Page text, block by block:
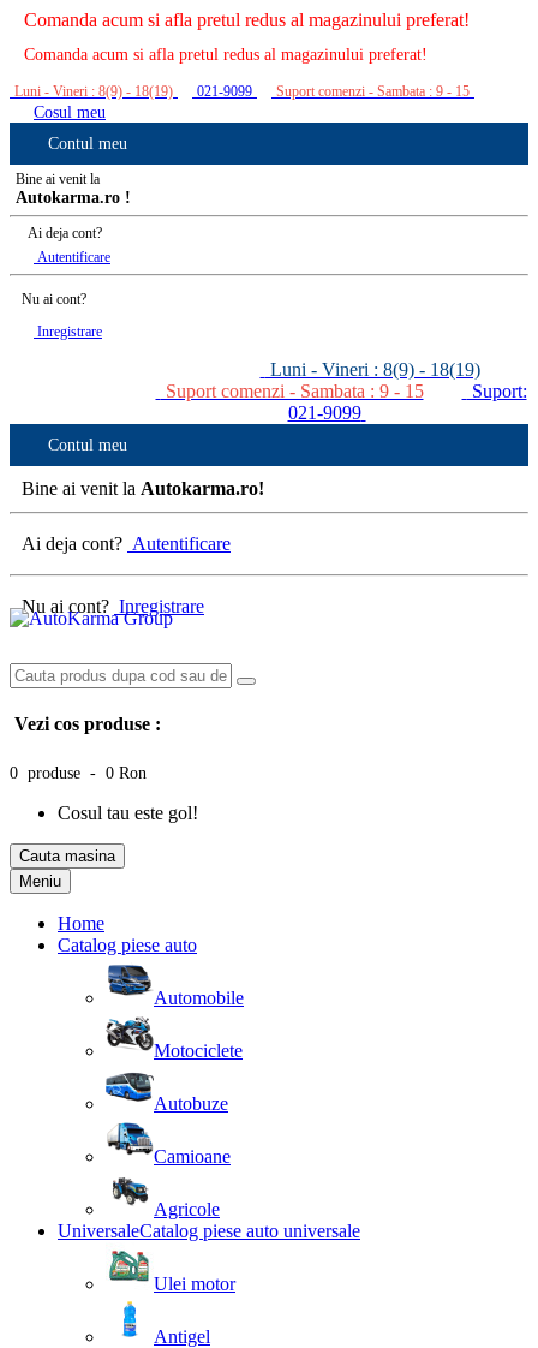
Comanda acum si afla pretul redus al magazinului preferat!
Comanda acum si afla pretul redus al magazinului preferat!
Luni - Vineri : 8(9) - 18(19) 021-9099 Suport comenzi - Sambata : 9 - 15
Cosul meu
Contul meu
Bine ai venit la
Autokarma.ro !
Ai deja cont?
Autentificare
Nu ai cont?
Inregistrare
Luni - Vineri : 8(9) - 18(19)
Suport comenzi - Sambata : 9 - 15
Suport:
021-9099
Contul meu
Bine ai venit la Autokarma.ro!
Ai deja cont? Autentificare
Nu ai cont? Inregistrare
Vezi cos produse :
0 produse - 0 Ron
Cosul tau este gol!
Cauta masina
Meniu
Home
Catalog piese auto
Automobile
Motociclete
Autobuze
Camioane
Agricole
UniversaleCatalog piese auto universale
Ulei motor
Antigel